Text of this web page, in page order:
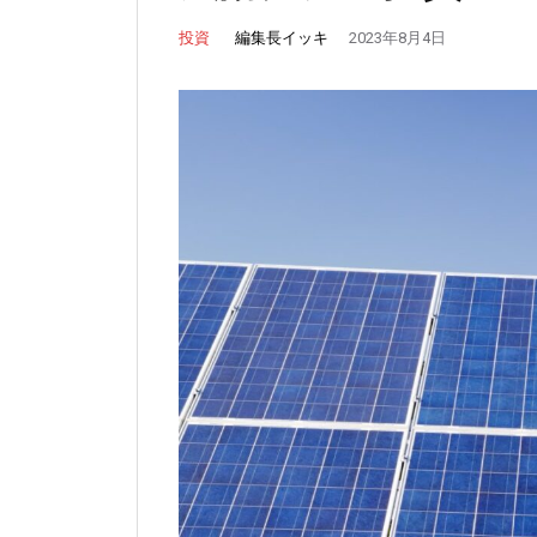
投資 編集長イッキ 2023年8月4日